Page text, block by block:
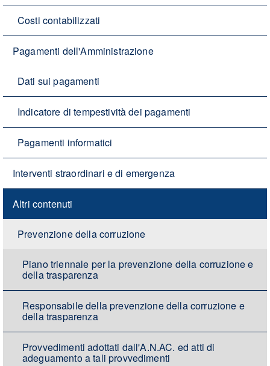
Costi contabilizzati
Pagamenti dell'Amministrazione
Dati sui pagamenti
Indicatore di tempestività dei pagamenti
Pagamenti informatici
Interventi straordinari e di emergenza
Altri contenuti
Prevenzione della corruzione
Piano triennale per la prevenzione della corruzione e
della trasparenza
Responsabile della prevenzione della corruzione e
della trasparenza
Provvedimenti adottati dall'A.N.AC. ed atti di
adeguamento a tali provvedimenti